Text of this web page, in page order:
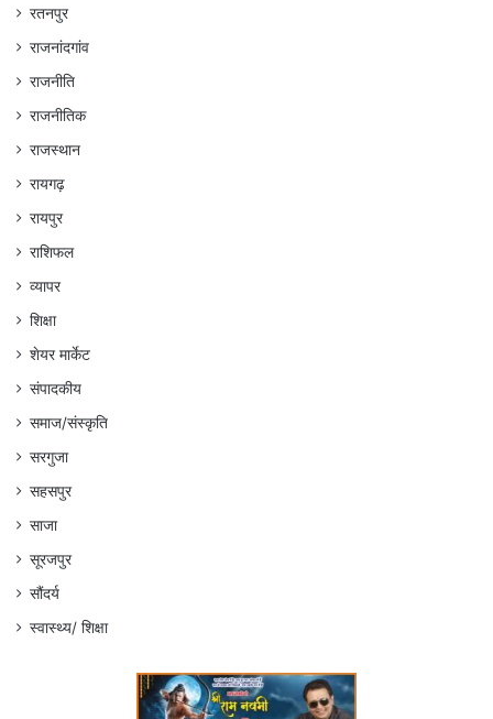
रतनपुर
राजनांदगांव
राजनीति
राजनीतिक
राजस्थान
रायगढ़
रायपुर
राशिफल
व्यापर
शिक्षा
शेयर मार्केट
संपादकीय
समाज/संस्कृति
सरगुजा
सहसपुर
साजा
सूरजपुर
सौंदर्य
स्वास्थ्य/ शिक्षा